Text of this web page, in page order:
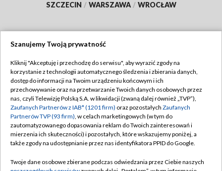
SZCZECIN / WARSZAWA / WROCŁAW
TVP
Abonament TVP
Emisja w TVP
Centrum informacji TVP
Naziemna Telewizja Cyfrowa
Regulamin TVP
Polityka prywatności
Moje zgody
Pomoc
Szanujemy Twoją prywatność
Kliknij "Akceptuję i przechodzę do serwisu", aby wyrazić zgody na
korzystanie z technologii automatycznego śledzenia i zbierania danych,
dostęp do informacji na Twoim urządzeniu końcowym i ich
przechowywanie oraz na przetwarzanie Twoich danych osobowych przez
nas, czyli Telewizję Polską S.A. w likwidacji (zwaną dalej również „TVP”),
Zaufanych Partnerów z IAB* (1201 firm) oraz pozostałych Zaufanych
Partnerów TVP (93 firm), w celach marketingowych (w tym do
zautomatyzowanego dopasowania reklam do Twoich zainteresowań i
mierzenia ich skuteczności) i pozostałych, które wskazujemy poniżej, a
także zgody na udostępnianie przez nas identyfikatora PPID do Google.
Twoje dane osobowe zbierane podczas odwiedzania przez Ciebie naszych